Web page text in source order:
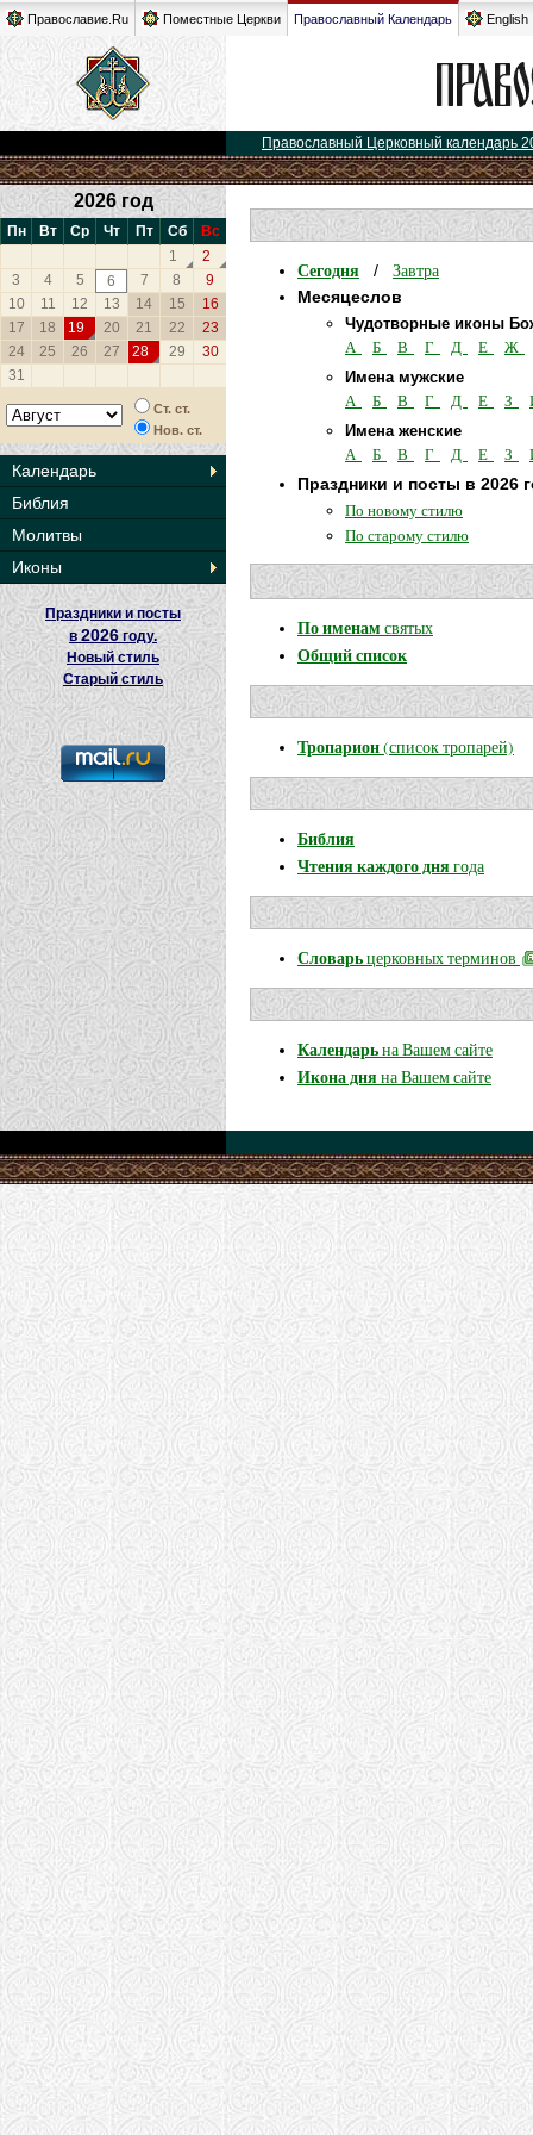
Православие.Ru Поместные Церкви Православный Календарь English
Православный Церковный календарь
2026 год
Пн Вт Ср Чт Пт Сб
Вс
1
2
3
4 5 6 7 8
9
10
11 12 13 14 15
16
17
18 19 20 21 22
23
24
25 26 27 28 29
30
31
Ст. ст.
Нов. ст.
Календарь
Библия
Молитвы
Иконы
Праздники и посты
в 2026году.
Новый стиль
Старый стиль
Сегодня / Завтра
Месяцеслов
Чудотворные иконы
А Б В Г Д Е Ж
Имена мужские
А Б В Г Д Е З
Имена женские
А Б В Г Д Е З
Праздники и посты в 2026
По новому стилю
По старому стилю
По именам святых
Общий список
Тропарион(список тропарей)
Библия
Чтения каждого днягода
Словарьцерковных терминов
Календарьна Вашем сайте
Икона дняна Вашем сайте